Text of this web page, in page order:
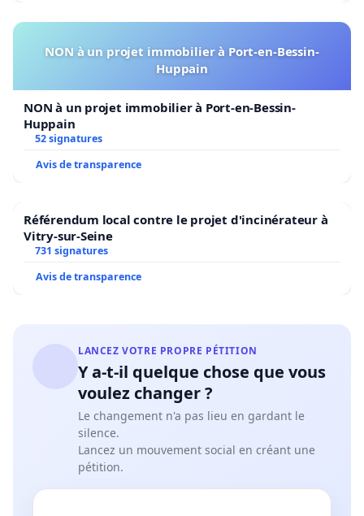
NON à un projet immobilier à Port-en-Bessin-
Huppain
NON à un projet immobilier à Port-en-Bessin-
Huppain
52 signatures
Avis de transparence
Référendum local contre le projet d'incinérateur à
Vitry-sur-Seine
731 signatures
Avis de transparence
LANCEZ VOTRE PROPRE PÉTITION
Y a-t-il quelque chose que vous
voulez changer ?
Le changement n'a pas lieu en gardant le
silence.
Lancez un mouvement social en créant une
pétition.